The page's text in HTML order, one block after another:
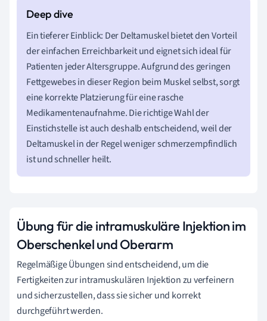
Ein tieferer Einblick: Der Deltamuskel bietet den Vorteil
der einfachen Erreichbarkeit und eignet sich ideal für
Patienten jeder Altersgruppe. Aufgrund des geringen
Fettgewebes in dieser Region beim Muskel selbst, sorgt
eine korrekte Platzierung für eine rasche
Medikamentenaufnahme. Die richtige Wahl der
Einstichstelle ist auch deshalb entscheidend, weil der
Deltamuskel in der Regel weniger schmerzempfindlich
ist und schneller heilt.
Übung für die intramuskuläre Injektion im
Oberschenkel und Oberarm
Regelmäßige Übungen sind entscheidend, um die
Fertigkeiten zur intramuskulären Injektion zu verfeinern
und sicherzustellen, dass sie sicher und korrekt
durchgeführt werden.